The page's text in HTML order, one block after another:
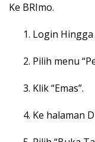
Ke BRImo.
Login Hingga
Pilih menu
Klik “Emas”.
Ke halaman